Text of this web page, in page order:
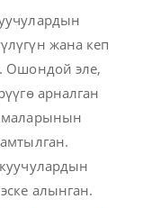
жана кеп
Ошондой эле,
арналган
алынган.